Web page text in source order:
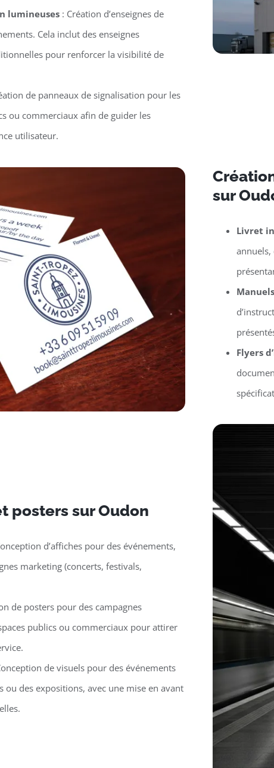
lumineuses: Création d’enseignes de
Cela inclut des enseignes
pour renforcer la visibilité de
de panneaux de signalisation pour les
ou commerciaux afin de guider les
utilisateur.
sur
Livret
Flyers
posters sur Oudon
d’affiches pour des événements,
marketing (concerts, festivals,
de posters pour des campagnes
publics ou commerciaux pour attirer
de visuels pour des événements
ou des expositions, avec une mise en avant